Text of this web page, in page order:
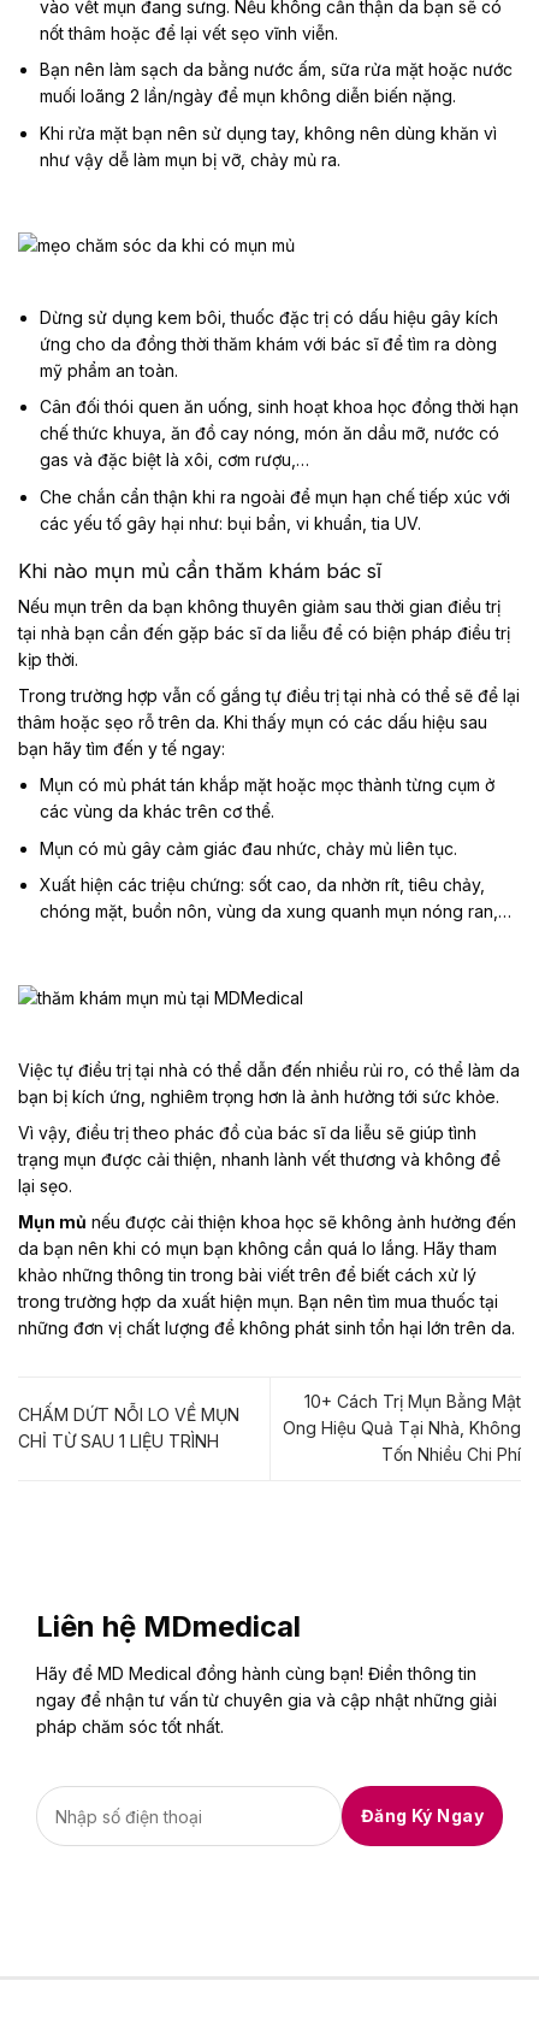
vào vết mụn đang sưng. Nếu không cẩn thận da bạn sẽ có
nốt thâm hoặc để lại vết sẹo vĩnh viễn.
Bạn nên làm sạch da bằng nước ấm, sữa rửa mặt hoặc nước
muối loãng 2 lần/ngày để mụn không diễn biến nặng.
Khi rửa mặt bạn nên sử dụng tay, không nên dùng khăn vì
như vậy dễ làm mụn bị vỡ, chảy mủ ra.
Dừng sử dụng kem bôi, thuốc đặc trị có dấu hiệu gây kích
ứng cho da đồng thời thăm khám với bác sĩ để tìm ra dòng
mỹ phẩm an toàn.
Cân đối thói quen ăn uống, sinh hoạt khoa học đồng thời hạn
chế thức khuya, ăn đồ cay nóng, món ăn dầu mỡ, nước có
gas và đặc biệt là xôi, cơm rượu,…
Che chắn cẩn thận khi ra ngoài để mụn hạn chế tiếp xúc với
các yếu tố gây hại như: bụi bẩn, vi khuẩn, tia UV.
Khi nào mụn mủ cần thăm khám bác sĩ
Nếu mụn trên da bạn không thuyên giảm sau thời gian điều trị
tại nhà bạn cần đến gặp bác sĩ da liễu để có biện pháp điều trị
kịp thời.
Trong trường hợp vẫn cố gắng tự điều trị tại nhà có thể sẽ để lại
thâm hoặc sẹo rỗ trên da. Khi thấy mụn có các dấu hiệu sau
bạn hãy tìm đến y tế ngay:
Mụn có mủ phát tán khắp mặt hoặc mọc thành từng cụm ở
các vùng da khác trên cơ thể.
Mụn có mủ gây cảm giác đau nhức, chảy mủ liên tục.
Xuất hiện các triệu chứng: sốt cao, da nhờn rít, tiêu chảy,
chóng mặt, buồn nôn, vùng da xung quanh mụn nóng ran,…
Việc tự điều trị tại nhà có thể dẫn đến nhiều rủi ro, có thể làm da
bạn bị kích ứng, nghiêm trọng hơn là ảnh hưởng tới sức khỏe.
Vì vậy, điều trị theo phác đồ của bác sĩ da liễu sẽ giúp tình
trạng mụn được cải thiện, nhanh lành vết thương và không để
lại sẹo.
Mụn mủ nếu được cải thiện khoa học sẽ không ảnh hưởng đến
da bạn nên khi có mụn bạn không cần quá lo lắng. Hãy tham
khảo những thông tin trong bài viết trên để biết cách xử lý
trong trường hợp da xuất hiện mụn. Bạn nên tìm mua thuốc tại
những đơn vị chất lượng để không phát sinh tổn hại lớn trên da.
CHẤM DỨT NỖI LO VỀ MỤN
CHỈ TỪ SAU 1 LIỆU TRÌNH
10+ Cách Trị Mụn Bằng Mật
Ong Hiệu Quả Tại Nhà, Không
Tốn Nhiều Chi Phí
Liên hệ MDmedical
Hãy để MD Medical đồng hành cùng bạn! Điền thông tin
ngay để nhận tư vấn từ chuyên gia và cập nhật những giải
pháp chăm sóc tốt nhất.